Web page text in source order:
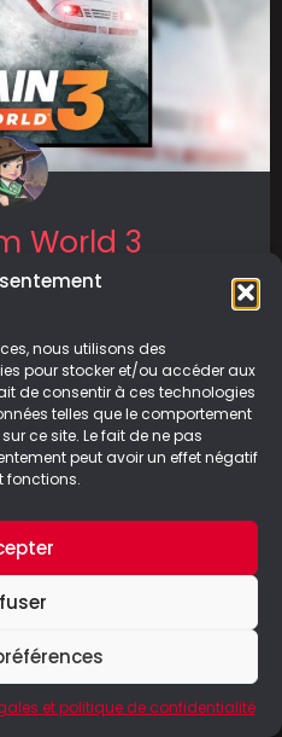
nous utilisons des
pour stocker et/ou accéder aux
de consentir à ces technologies
telles que le comportement
ce site. Le fait de ne pas
peut avoir un effet négatif
fonctions.
et politique de confidentialité
World 3
dans le train du Geek
la destination
SUITE
2022
légales & Politique de